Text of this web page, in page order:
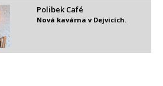
Polibek Café
Nová kavárna v Dejvicích.